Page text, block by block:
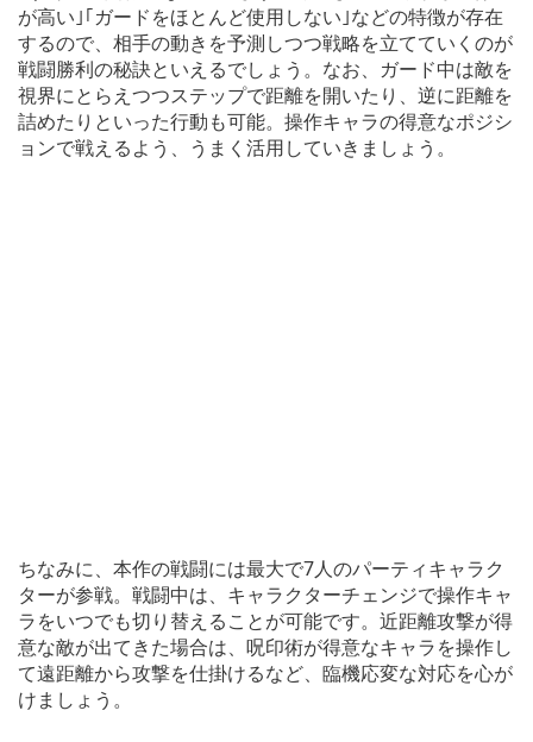
が高い｣｢ガードをほとんど使用しない｣などの特徴が存在
するので、相手の動きを予測しつつ戦略を立てていくのが
戦闘勝利の秘訣といえるでしょう。なお、ガード中は敵を
視界にとらえつつステップで距離を開いたり、逆に距離を
詰めたりといった行動も可能。操作キャラの得意なポジシ
ョンで戦えるよう、うまく活用していきましょう。
ちなみに、本作の戦闘には最大で7人のパーティキャラク
ターが参戦。戦闘中は、キャラクターチェンジで操作キャ
ラをいつでも切り替えることが可能です。近距離攻撃が得
意な敵が出てきた場合は、呪印術が得意なキャラを操作し
て遠距離から攻撃を仕掛けるなど、臨機応変な対応を心が
けましょう。